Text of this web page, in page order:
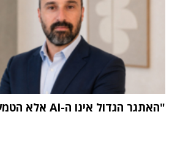
"האתגר הגדול אינו ה-AI אלא הטמעתה בארגון"